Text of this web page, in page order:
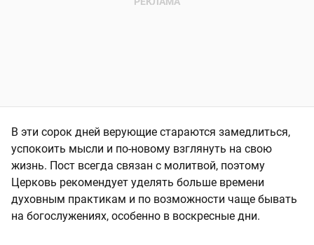
В эти сорок дней верующие стараются замедлиться,
успокоить мысли и по-новому взглянуть на свою
жизнь. Пост всегда связан с молитвой, поэтому
Церковь рекомендует уделять больше времени
духовным практикам и по возможности чаще бывать
на богослужениях, особенно в воскресные дни.